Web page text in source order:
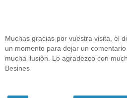
Muchas gracias por vuestra visita, el
un momento para dejar un
mucha ilusión. Lo agradezco con
Besines